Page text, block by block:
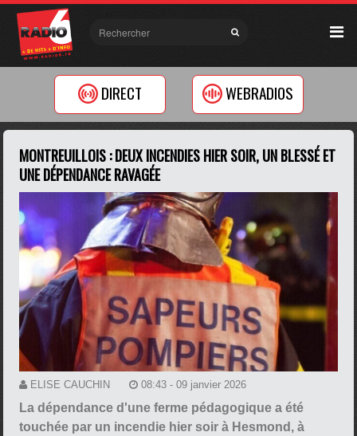
DIRECT WEBRADIOS
MONTREUILLOIS : DEUX INCENDIES HIER SOIR, UN BLESSÉ ET
UNE DÉPENDANCE RAVAGÉE
ELISE CAUCHIN 08:43 - 09 janvier 2026
La dépendance d'une ferme pédagogique a été
touchée par un incendie hier soir à Hesmond, à